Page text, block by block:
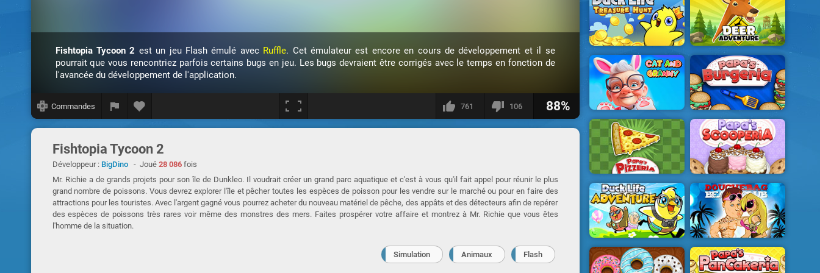
Fishtopia Tycoon 2 est un jeu Flash émulé avec Ruffle. Cet émulateur est encore en cours de développement et il se
pourrait que vous rencontriez parfois certains bugs en jeu. Les bugs devraient être corrigés avec le temps en fonction de
l'avancée du développement de l'application.
Commandes 761 106 88%
Fishtopia Tycoon 2
Développeur : BigDino - Joué 28 086fois
Mr. Richie a de grands projets pour son île de Dunkleo. Il voudrait créer un grand parc aquatique et c'est à vous qu'il fait appel pour réunir le plus
grand nombre de poissons. Vous devrez explorer l'île et pêcher toutes les espèces de poisson pour les vendre sur le marché ou pour en faire des
attractions pour les touristes. Avec l'argent gagné vous pourrez acheter du nouveau matériel de pêche, des appâts et des détecteurs afin de repérer
des espèces de poissons très rares voir même des monstres des mers. Faites prospérer votre affaire et montrez à Mr. Richie que vous êtes
l'homme de la situation.
Simulation Animaux Flash